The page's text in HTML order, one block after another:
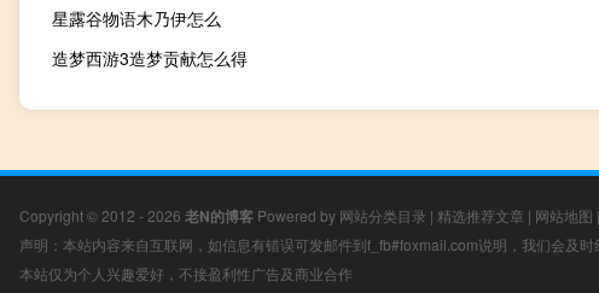
星露谷物语木乃伊怎么
造梦西游3造梦贡献怎么得
Copyright © 2012 - 2026 老N的博客 Powered by 网站分类目录 | 精选推荐文章 | 网站地图 |
声明：本站内容来自互联网，如信息有错误可发邮件到f_fb#foxmail.com说明，我们会及时
本站仅为个人兴趣爱好，不接盈利性广告及商业合作